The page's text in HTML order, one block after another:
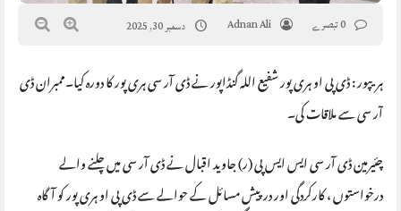
Adnan Ali دسمبر 30, 2025
ہریپور : ڈی پی او ہری پور شفیع اللہ گنڈاپور نے ڈی آر سی ہری پور کا دورہ کیا۔ممبران ڈی
آر سی سے ملاقات کی۔
چئیرمین ڈی آر سی ایس ایس پی (ر) جاوید اقبال نے ڈی آر سی میں چلنے والے
درخواستوں ، کارکردگی اور درپیش مسائل کے حوالے سے ڈی پی او ہری پور کو آگاہ